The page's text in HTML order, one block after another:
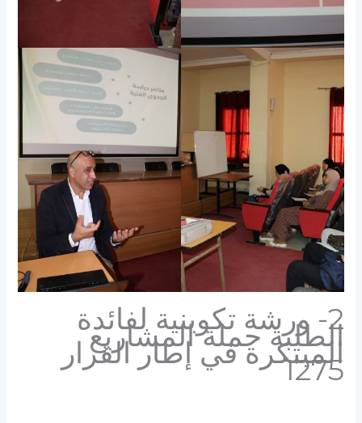
2- ورشة تكوينية لفائدة
الطلبة حملة المشاريع
المبتكرة في إطار القرار
1275